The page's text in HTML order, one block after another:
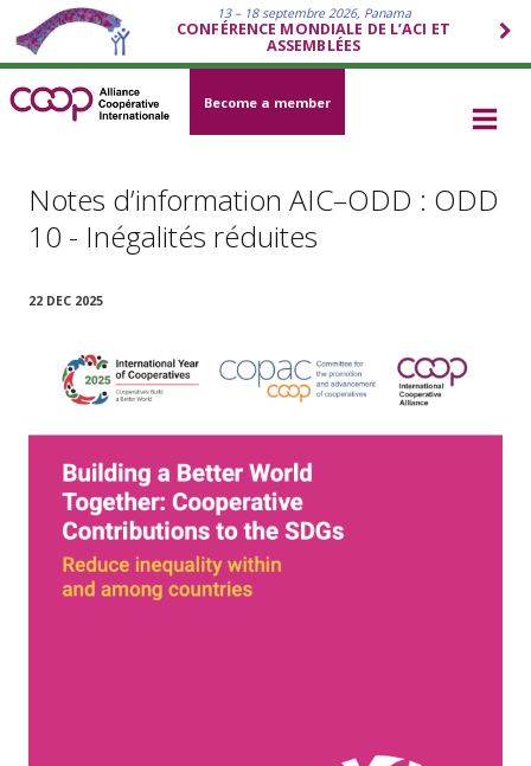
13 – 18 septembre 2026, Panama
CONFÉRENCE MONDIALE DE L’ACI ET
ASSEMBLÉES
Become a member
Notes d’information AIC–ODD : ODD
10 - Inégalités réduites
22 DEC 2025